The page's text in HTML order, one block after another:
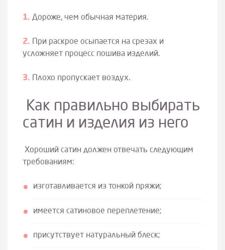
Дороже, чем обычная материя.
При раскрое осыпается на срезах и
усложняет процесс пошива изделий.
Плохо пропускает воздух.
Как правильно выбирать
сатин и изделия из него
Хороший сатин должен отвечать следующим
требованиям:
изготавливается из тонкой пряжи;
имеется сатиновое переплетение;
присутствует натуральный блеск;